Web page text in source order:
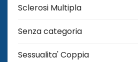
Sclerosi Multipla
Senza categoria
Sessualita' Coppia